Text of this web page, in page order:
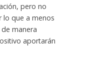
pero no
lo que a menos
manera
aportarán